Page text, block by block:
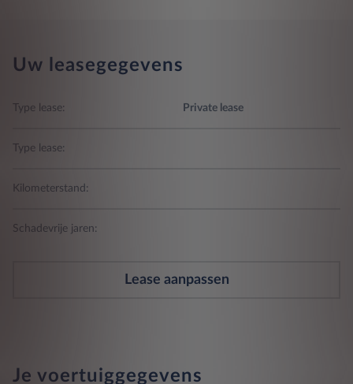
Uw leasegegevens
Type lease: Private lease
Type lease:
Kilometerstand:
Schadevrije jaren:
Lease aanpassen
Je voertuiggegevens